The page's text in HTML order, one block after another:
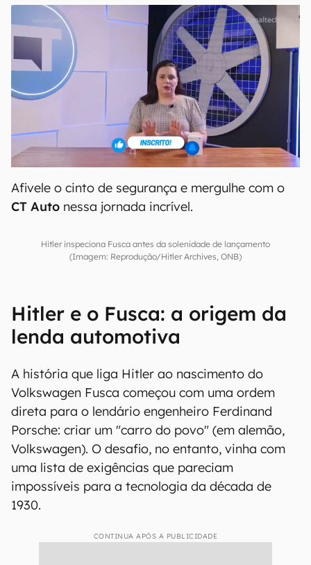
Afivele o cinto de segurança e mergulhe com o
CT Auto nessa jornada incrível.
Hitler inspeciona Fusca antes da solenidade de lançamento
(Imagem: Reprodução/Hitler Archives, ONB)
Hitler e o Fusca: a origem da
lenda automotiva
A história que liga Hitler ao nascimento do
Volkswagen Fusca começou com uma ordem
direta para o lendário engenheiro Ferdinand
Porsche: criar um "carro do povo" (em alemão,
Volkswagen). O desafio, no entanto, vinha com
uma lista de exigências que pareciam
impossíveis para a tecnologia da década de
1930.
CONTINUA APÓS A PUBLICIDADE